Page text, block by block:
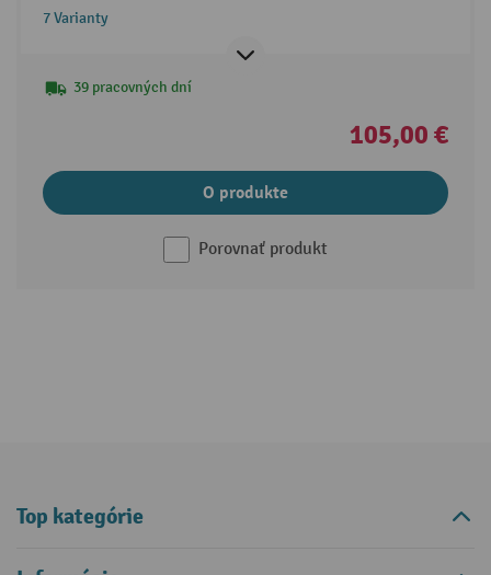
7 Varianty
39 pracovných dní
105,00 €
O produkte
Porovnať produkt
Top kategórie